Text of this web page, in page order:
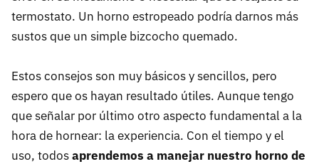
termostato. Un horno estropeado podría darnos más
sustos que un simple bizcocho quemado.
Estos consejos son muy básicos y sencillos, pero
espero que os hayan resultado útiles. Aunque tengo
que señalar por último otro aspecto fundamental a la
hora de hornear: la experiencia. Con el tiempo y el
uso, todosaprendemos a manejar nuestro horno de